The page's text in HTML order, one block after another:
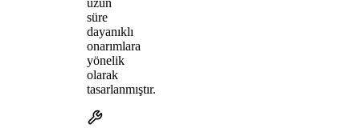
süre
dayanıklı
onarımlara
yönelik
olarak
tasarlanmıştır.